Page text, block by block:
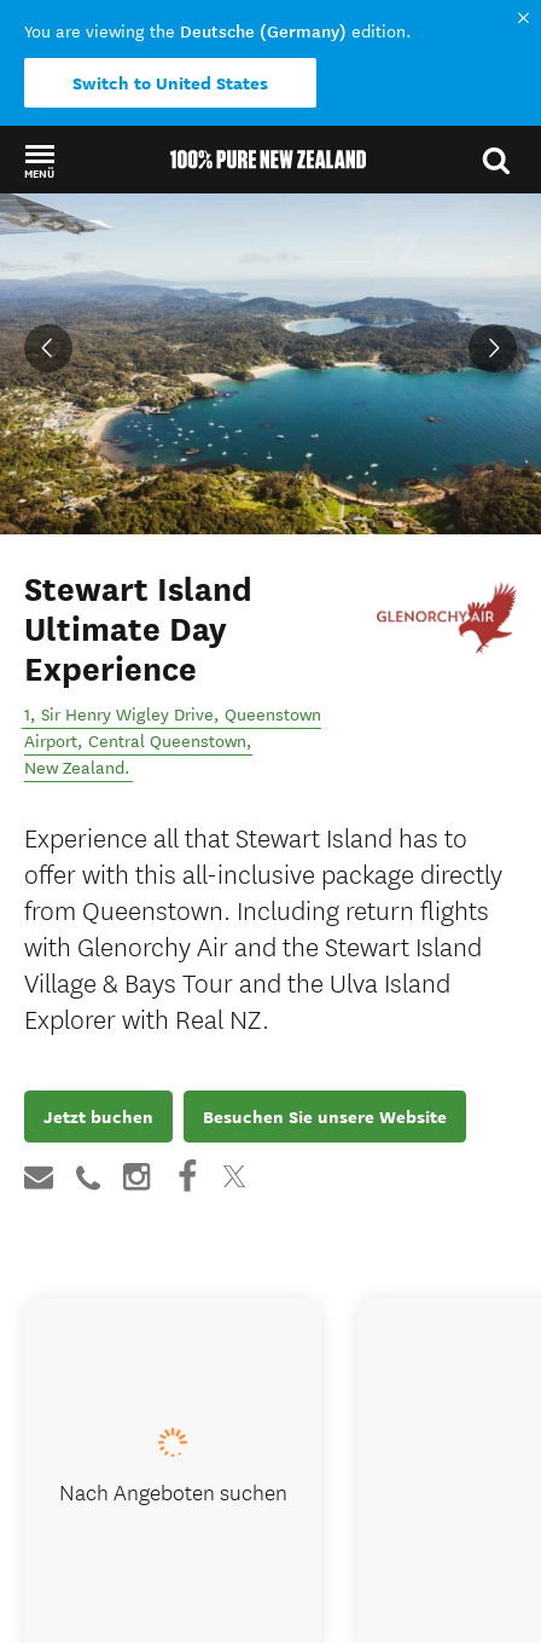
You are viewing the Deutsche (Germany) edition.
Switch to United States
MENÜ
Back to my results
Stewart Island
Ultimate Day
Experience
1, Sir Henry Wigley Drive, Queenstown
Airport, Central Queenstown,
New Zealand.
Experience all that Stewart Island has to
offer with this all-inclusive package directly
from Queenstown. Including return flights
with Glenorchy Air and the Stewart Island
Village & Bays Tour and the Ulva Island
Explorer with Real NZ.
Jetzt buchen Besuchen Sie unsere Website
Nach Angeboten suchen